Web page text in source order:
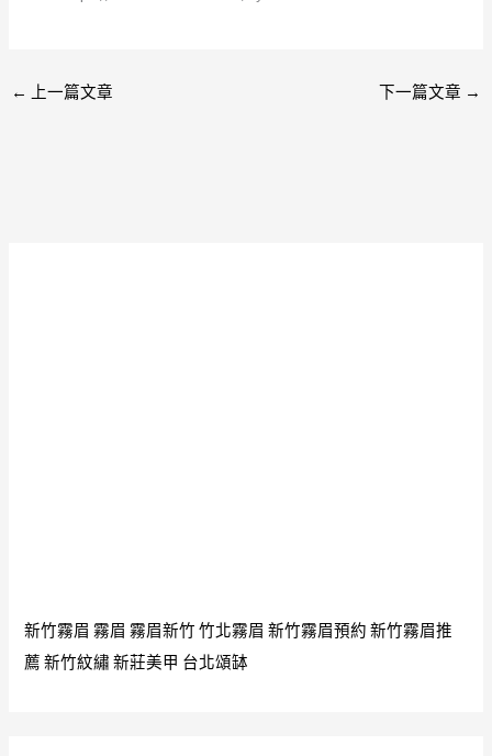
← 上一篇文章 下一篇文章 →
新竹霧眉 霧眉 霧眉新竹 竹北霧眉 新竹霧眉預約 新竹霧眉推
薦 新竹紋繡 新莊美甲 台北頌缽